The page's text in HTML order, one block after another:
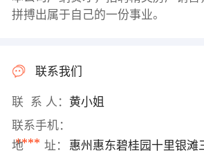
拼搏出属于自己的一份事业。
联系我们
联 系 人： 黄小姐
联系手机：
****
地 址：
惠州惠东碧桂园十里银滩